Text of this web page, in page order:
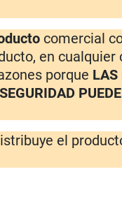
comercial
en
porque LAS
el